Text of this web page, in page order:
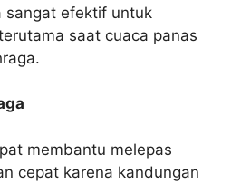
sangat efektif untuk
saat cuaca panas
membantu melepas
cepat karena kandungan